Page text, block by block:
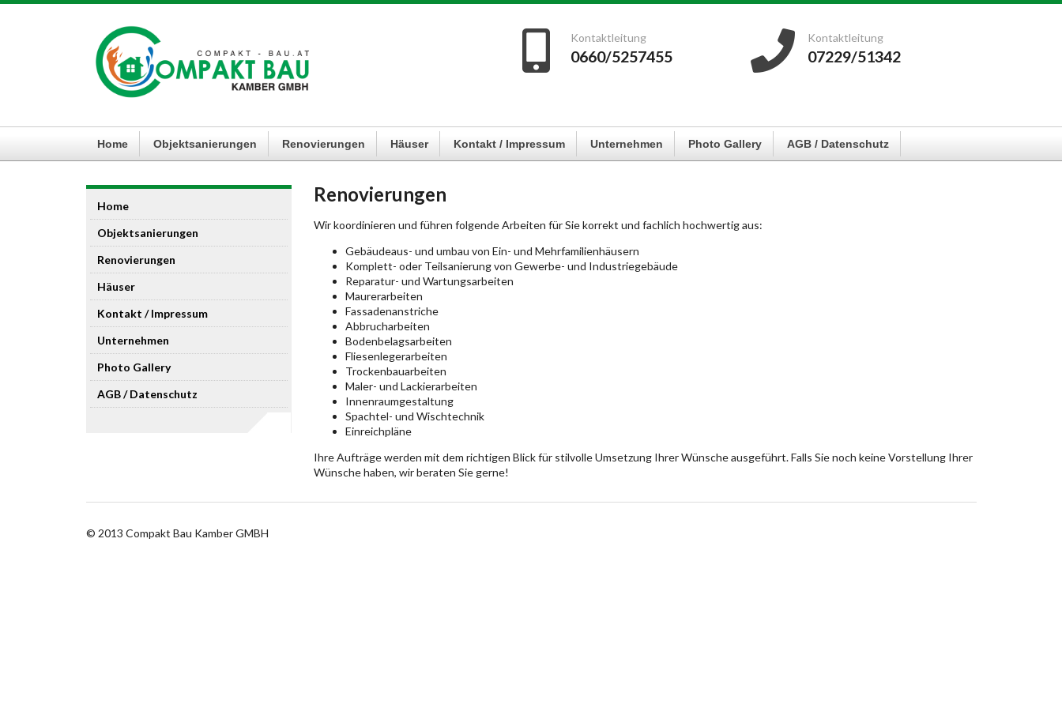
Kontaktleitung
07229/51342
Kontaktleitung
0660/5257455
Home Objektsanierungen Renovierungen Häuser Kontakt / Impressum Unternehmen Photo Gallery AGB / Datenschutz
Home
Objektsanierungen
Renovierungen
Häuser
Kontakt / Impressum
Unternehmen
Photo Gallery
AGB / Datenschutz
Renovierungen
Wir koordinieren und führen folgende Arbeiten für Sie korrekt und fachlich hochwertig aus:
Gebäudeaus- und umbau von Ein- und Mehrfamilienhäusern
Komplett- oder Teilsanierung von Gewerbe- und Industriegebäude
Reparatur- und Wartungsarbeiten
Maurerarbeiten
Fassadenanstriche
Abbrucharbeiten
Bodenbelagsarbeiten
Fliesenlegerarbeiten
Trockenbauarbeiten
Maler- und Lackierarbeiten
Innenraumgestaltung
Spachtel- und Wischtechnik
Einreichpläne
Ihre Aufträge werden mit dem richtigen Blick für stilvolle Umsetzung Ihrer Wünsche ausgeführt. Falls Sie noch keine Vorstellung Ihrer
Wünsche haben, wir beraten Sie gerne!
© 2013 Compakt Bau Kamber GMBH